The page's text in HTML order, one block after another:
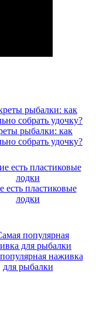
рыбалки: как
собрать удочку?
есть пластиковые
лодки
наживка
для рыбалки